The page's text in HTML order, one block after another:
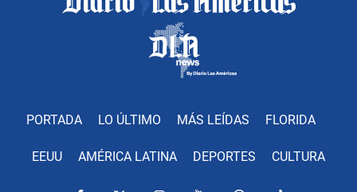
PORTADA LO ÚLTIMO MÁS LEÍDAS FLORIDA
EEUU AMÉRICA LATINA DEPORTES CULTURA